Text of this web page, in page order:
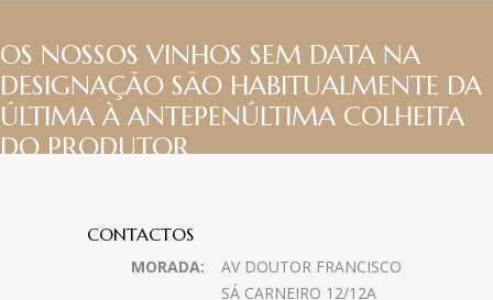
OS NOSSOS VINHOS SEM DATA NA
DESIGNAÇÃO SÃO HABITUALMENTE DA
ÚLTIMA À ANTEPENÚLTIMA COLHEITA
DO PRODUTOR
CONTACTOS
MORADA:
AV DOUTOR FRANCISCO
SÁ CARNEIRO 12/12A